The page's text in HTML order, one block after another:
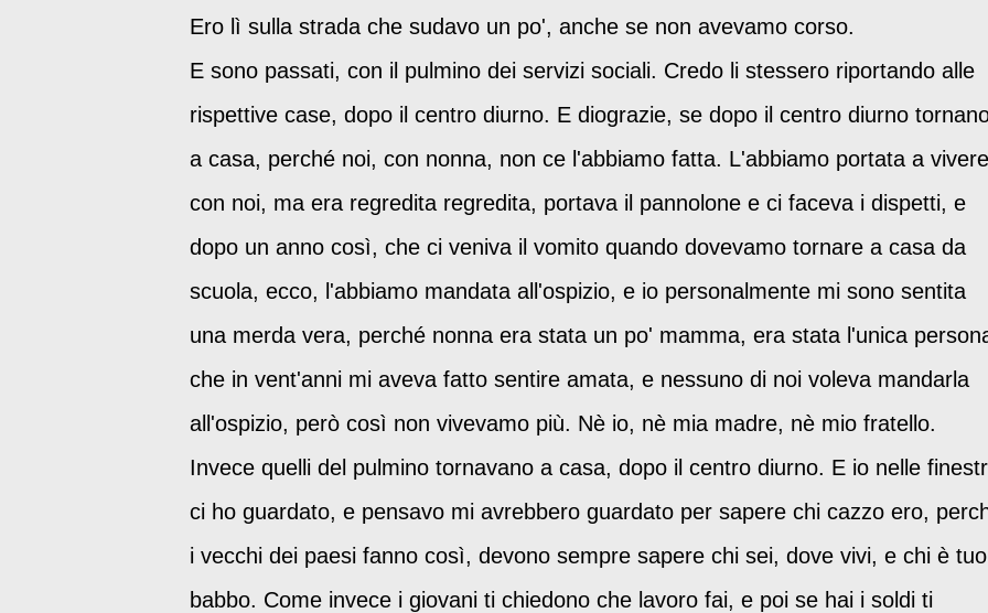
Ero lì sulla strada che sudavo un po', anche se non avevamo corso.
E sono passati, con il pulmino dei servizi sociali. Credo li stessero riportando alle
rispettive case, dopo il centro diurno. E diograzie, se dopo il centro diurno
a casa, perché noi, con nonna, non ce l'abbiamo fatta. L'abbiamo portata a vivere
con noi, ma era regredita regredita, portava il pannolone e ci faceva i dispetti, e
dopo un anno così, che ci veniva il vomito quando dovevamo tornare a casa da
scuola, ecco, l'abbiamo mandata all'ospizio, e io personalmente mi sono sentita
una merda vera, perché nonna era stata un po' mamma, era stata l'unica
che in vent'anni mi aveva fatto sentire amata, e nessuno di noi voleva mandarla
all'ospizio, però così non vivevamo più. Nè io, nè mia madre, nè mio fratello.
Invece quelli del pulmino tornavano a casa, dopo il centro diurno. E io nelle
ci ho guardato, e pensavo mi avrebbero guardato per sapere chi cazzo ero,
i vecchi dei paesi fanno così, devono sempre sapere chi sei, dove vivi, e chi è tuo
babbo. Come invece i giovani ti chiedono che lavoro fai, e poi se hai i soldi ti